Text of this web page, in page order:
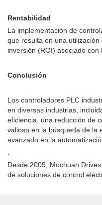
Rentabilidad
La implementación de
que resulta en una
inversión (ROI) asociado
Conclusión
Los controladores PLC
en diversas industrias,
eficiencia, una reducción de
valioso en la búsqueda de la
avanzado en la
.
Desde 2009, Mochuan
de soluciones de control